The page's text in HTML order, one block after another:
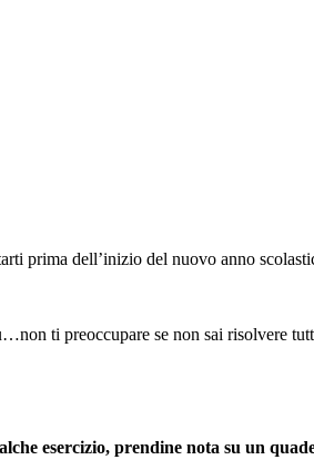
prima dell’inizio del nuovo anno
ti preoccupare se non sai risolvere
esercizio, prendine nota su un